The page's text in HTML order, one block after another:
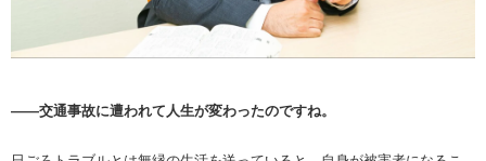
――交通事故に遭われて人生が変わったのですね。